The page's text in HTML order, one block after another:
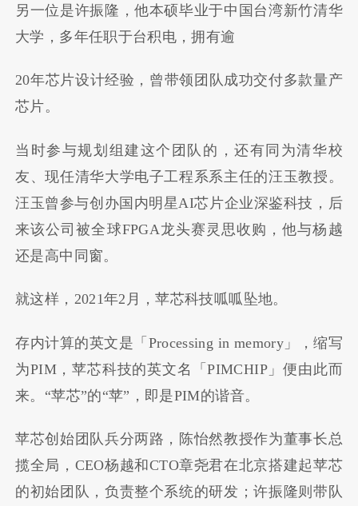
另一位是许振隆，他本硕毕业于中国台湾新竹清华
大学，多年任职于台积电，拥有逾
20年芯片设计经验，曾带领团队成功交付多款量产
芯片。
当时参与规划组建这个团队的，还有同为清华校
友、现任清华大学电子工程系系主任的汪玉教授。
汪玉曾参与创办国内明星AI芯片企业深鉴科技，后
来该公司被全球FPGA龙头赛灵思收购，他与杨越
还是高中同窗。
就这样，2021年2月，苹芯科技呱呱坠地。
存内计算的英文是「Processing in memory」，缩写
为PIM，苹芯科技的英文名「PIMCHIP」便由此而
来。“苹芯”的“苹”，即是PIM的谐音。
苹芯创始团队兵分两路，陈怡然教授作为董事长总
揽全局，CEO杨越和CTO章尧君在北京搭建起苹芯
的初始团队，负责整个系统的研发；许振隆则带队